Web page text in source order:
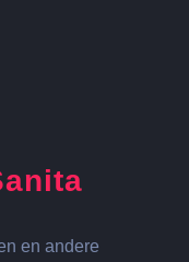
en andere